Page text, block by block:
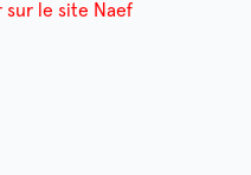
sur le site Naef